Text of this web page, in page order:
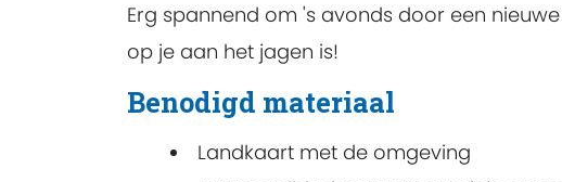
Erg spannend om 's avonds door een
op je aan het jagen is!
Benodigd materiaal
Landkaart met de omgeving